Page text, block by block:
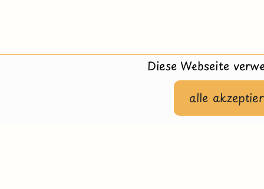
Diese Webseite
alle